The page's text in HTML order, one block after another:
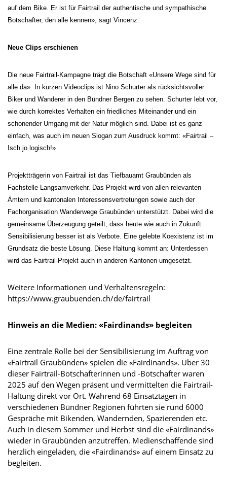
auf dem Bike. Er ist für Fairtrail der authentische und sympathische
Botschafter, den alle kennen», sagt Vincenz.
Neue Clips erschienen
Die neue Fairtrail-Kampagne trägt die Botschaft «Unsere Wege sind für
alle da». In kurzen Videoclips ist Nino Schurter als rücksichtsvoller
Biker und Wanderer in den Bündner Bergen zu sehen. Schurter lebt vor,
wie durch korrektes Verhalten ein friedliches Miteinander und ein
schonender Umgang mit der Natur möglich sind. Dabei ist es ganz
einfach, was auch im neuen Slogan zum Ausdruck kommt: «Fairtrail –
Isch jo logisch!»
Projektträgerin von Fairtrail ist das Tiefbauamt Graubünden als
Fachstelle Langsamverkehr. Das Projekt wird von allen relevanten
Ämtern und kantonalen Interessensvertretungen sowie auch der
Fachorganisation Wanderwege Graubünden unterstützt. Dabei wird die
gemeinsame Überzeugung geteilt, dass heute wie auch in Zukunft
Sensibilisierung besser ist als Verbote. Eine gelebte Koexistenz ist im
Grundsatz die beste Lösung. Diese Haltung kommt an: Unterdessen
wird das Fairtrail-Projekt auch in anderen Kantonen umgesetzt.
Weitere Informationen und Verhaltensregeln:
https://www.graubuenden.ch/de/fairtrail
Hinweis an die Medien: «Fairdinands» begleiten
Eine zentrale Rolle bei der Sensibilisierung im Auftrag von
«Fairtrail Graubünden» spielen die «Fairdinands». Über 30
dieser Fairtrail-Botschafterinnen und -Botschafter waren
2025 auf den Wegen präsent und vermittelten die Fairtrail-
Haltung direkt vor Ort. Während 68 Einsatztagen in
verschiedenen Bündner Regionen führten sie rund 6000
Gespräche mit Bikenden, Wandernden, Spazierenden etc.
Auch in diesem Sommer und Herbst sind die «Fairdinands»
wieder in Graubünden anzutreffen. Medienschaffende sind
herzlich eingeladen, die «Fairdinands» auf einem Einsatz zu
begleiten.